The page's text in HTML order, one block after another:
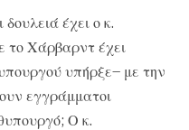
έχει ο κ.
το Χάρβαρντ έχει
υπήρξε– με την
εγγράμματοι
Ο κ.